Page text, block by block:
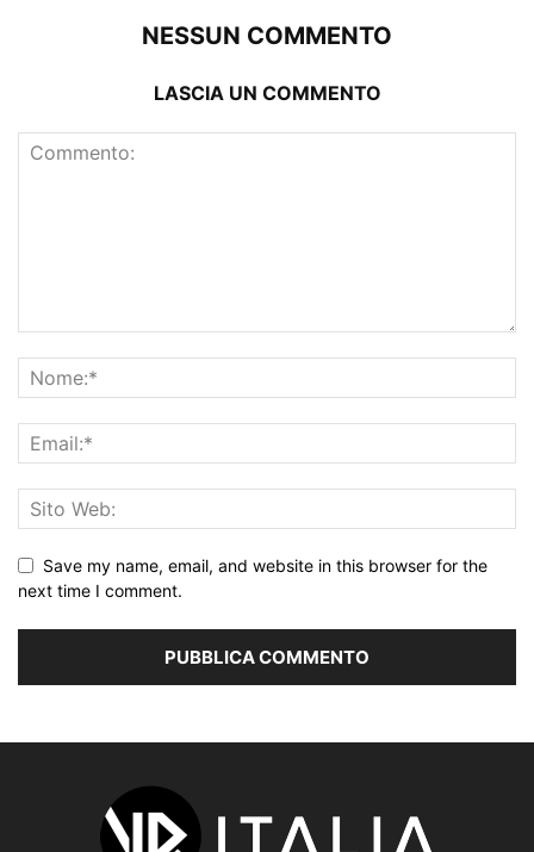
NESSUN COMMENTO
LASCIA UN COMMENTO
Save my name, email, and website in this browser for the
next time I comment.